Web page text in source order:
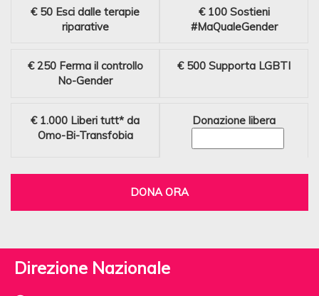
€ 50 Esci dalle terapie
riparative
€ 100 Sostieni
#MaQualeGender
€ 250 Ferma il controllo
No-Gender
€ 500 Supporta LGBTI
€ 1.000 Liberi tutt* da
Omo-Bi-Transfobia
Donazione libera
DONA ORA
Direzione Nazionale